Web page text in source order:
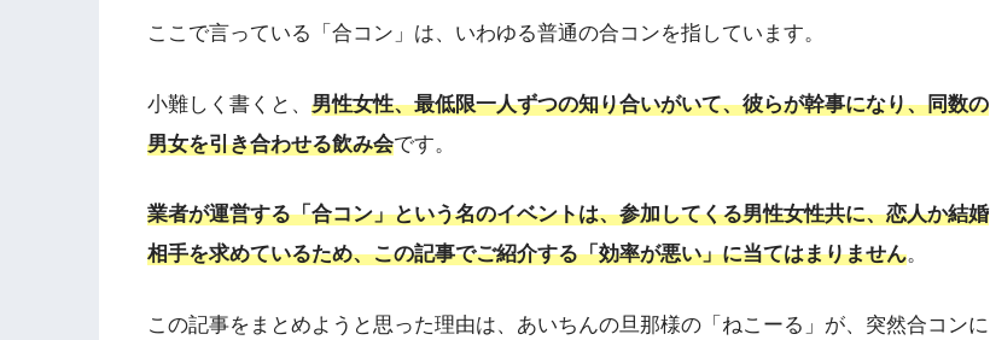
ここで言っている「合コン」は、いわゆる普通の合コンを指しています。
小難しく書くと、 男性女性、最低限一人ずつの知り合いがいて、彼らが幹事になり、同数の
男女を引き合わせる飲み会です。
業者が運営する「合コン」という名のイベントは、参加してくる男性女性共に、恋人か結婚
相手を求めているため、この記事でご紹介する「効率が悪い」に当てはまりません。
この記事をまとめようと思った理由は、あいちんの旦那様の「ねこーる」が、突然合コンに